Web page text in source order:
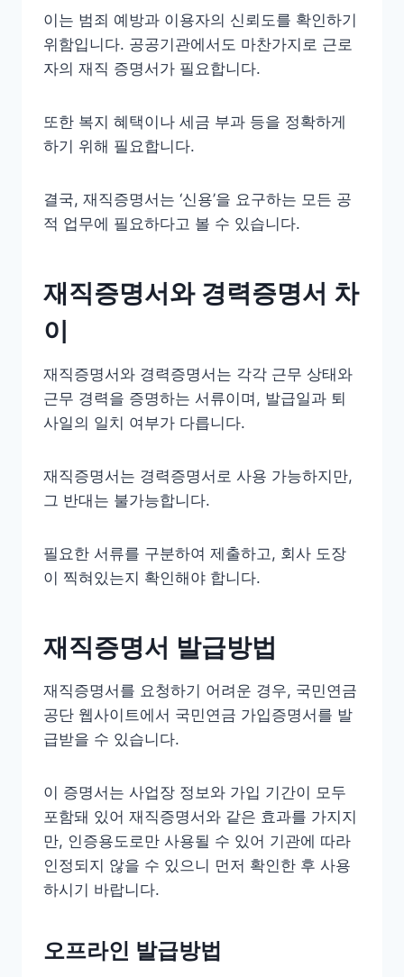
이는 범죄 예방과 이용자의 신뢰도를 확인하기
위함입니다. 공공기관에서도 마찬가지로 근로
자의 재직 증명서가 필요합니다.
또한 복지 혜택이나 세금 부과 등을 정확하게
하기 위해 필요합니다.
결국, 재직증명서는 ‘신용’을 요구하는 모든 공
적 업무에 필요하다고 볼 수 있습니다.
재직증명서와 경력증명서 차
이
재직증명서와 경력증명서는 각각 근무 상태와
근무 경력을 증명하는 서류이며, 발급일과 퇴
사일의 일치 여부가 다릅니다.
재직증명서는 경력증명서로 사용 가능하지만,
그 반대는 불가능합니다.
필요한 서류를 구분하여 제출하고, 회사 도장
이 찍혀있는지 확인해야 합니다.
재직증명서 발급방법
재직증명서를 요청하기 어려운 경우, 국민연금
공단 웹사이트에서 국민연금 가입증명서를 발
급받을 수 있습니다.
이 증명서는 사업장 정보와 가입 기간이 모두
포함돼 있어 재직증명서와 같은 효과를 가지지
만, 인증용도로만 사용될 수 있어 기관에 따라
인정되지 않을 수 있으니 먼저 확인한 후 사용
하시기 바랍니다.
오프라인 발급방법